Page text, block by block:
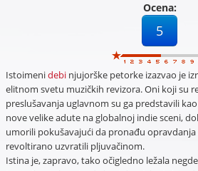
Ocena:
5
Istoimenidebinjujorške petorke izazvao je
elitnom svetu muzičkih revizora. Oni koji su
preslušavanja uglavnom su ga predstavili
nove velike adute na globalnoj indie sceni,
umorili pokušavajući da pronađu opravdanja
revoltirano uzvratili pljuvačinom.
Istina je, zapravo, tako očigledno ležala